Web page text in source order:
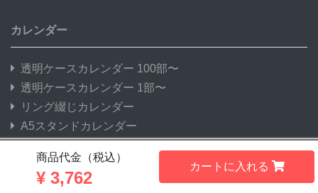
商品代金（税込）
¥ 3,762
カートに入れる
カレンダー
透明ケースカレンダー 100部〜
透明ケースカレンダー 1部〜
リング綴じカレンダー
A5スタンドカレンダー
中綴じ冊子カレンダー
プラホルダーカレンダー 25部〜